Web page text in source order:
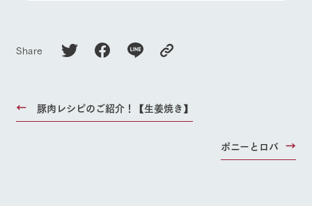
Share
豚肉レシピのご紹介！【生姜焼き】
ポニーとロバ